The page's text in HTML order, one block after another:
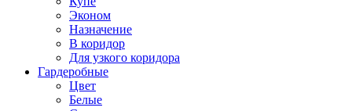
Эконом
Назначение
В коридор
Для узкого коридора
Гардеробные
Цвет
Белые